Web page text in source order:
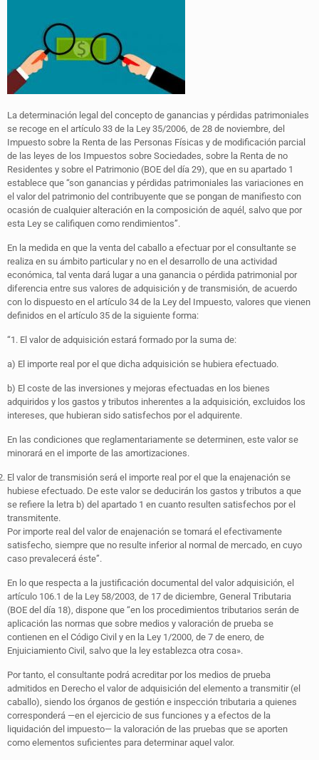
La determinación legal del concepto de ganancias y pérdidas patrimoniales
se recoge en el artículo 33 de la Ley 35/2006, de 28 de noviembre, del
Impuesto sobre la Renta de las Personas Físicas y de modificación parcial
de las leyes de los Impuestos sobre Sociedades, sobre la Renta de no
Residentes y sobre el Patrimonio (BOE del día 29), que en su apartado 1
establece que “son ganancias y pérdidas patrimoniales las variaciones en
el valor del patrimonio del contribuyente que se pongan de manifiesto con
ocasión de cualquier alteración en la composición de aquél, salvo que por
esta Ley se califiquen como rendimientos”.
En la medida en que la venta del caballo a efectuar por el consultante se
realiza en su ámbito particular y no en el desarrollo de una actividad
económica, tal venta dará lugar a una ganancia o pérdida patrimonial por
diferencia entre sus valores de adquisición y de transmisión, de acuerdo
con lo dispuesto en el artículo 34 de la Ley del Impuesto, valores que vienen
definidos en el artículo 35 de la siguiente forma:
“1. El valor de adquisición estará formado por la suma de:
a) El importe real por el que dicha adquisición se hubiera efectuado.
b) El coste de las inversiones y mejoras efectuadas en los bienes
adquiridos y los gastos y tributos inherentes a la adquisición, excluidos los
intereses, que hubieran sido satisfechos por el adquirente.
En las condiciones que reglamentariamente se determinen, este valor se
minorará en el importe de las amortizaciones.
El valor de transmisión será el importe real por el que la enajenación se
hubiese efectuado. De este valor se deducirán los gastos y tributos a que
se refiere la letra b) del apartado 1 en cuanto resulten satisfechos por el
transmitente.
Por importe real del valor de enajenación se tomará el efectivamente
satisfecho, siempre que no resulte inferior al normal de mercado, en cuyo
caso prevalecerá éste”.
En lo que respecta a la justificación documental del valor adquisición, el
artículo 106.1 de la Ley 58/2003, de 17 de diciembre, General Tributaria
(BOE del día 18), dispone que “en los procedimientos tributarios serán de
aplicación las normas que sobre medios y valoración de prueba se
contienen en el Código Civil y en la Ley 1/2000, de 7 de enero, de
Enjuiciamiento Civil, salvo que la ley establezca otra cosa».
Por tanto, el consultante podrá acreditar por los medios de prueba
admitidos en Derecho el valor de adquisición del elemento a transmitir (el
caballo), siendo los órganos de gestión e inspección tributaria a quienes
corresponderá —en el ejercicio de sus funciones y a efectos de la
liquidación del impuesto— la valoración de las pruebas que se aporten
como elementos suficientes para determinar aquel valor.